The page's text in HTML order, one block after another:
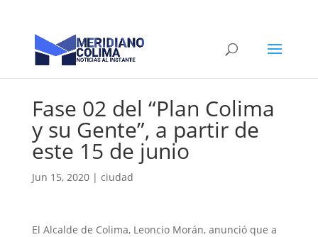
Fase 02 del “Plan Colima
y su Gente”, a partir de
este 15 de junio
Jun 15, 2020| ciudad
El Alcalde de Colima, Leoncio Morán, anunció que a